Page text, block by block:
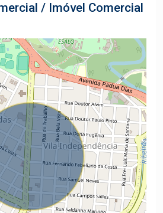
/ Imóvel Comercial